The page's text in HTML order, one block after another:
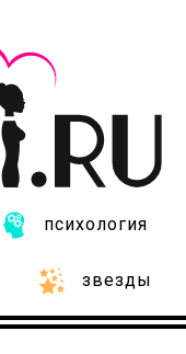
психология
звезды